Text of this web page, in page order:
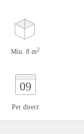
Min. 8 m2
09
Per direct